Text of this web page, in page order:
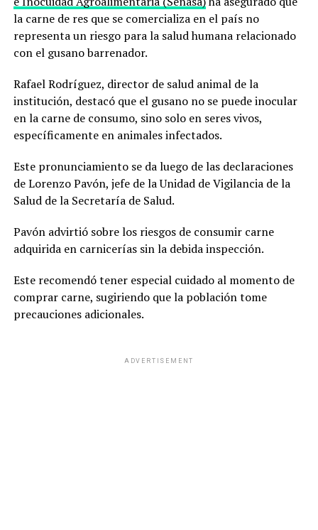
la carne de res que se comercializa en el país no
representa un riesgo para la salud humana relacionado
con el gusano barrenador.
Rafael Rodríguez, director de salud animal de la
institución, destacó que el gusano no se puede inocular
en la carne de consumo, sino solo en seres vivos,
específicamente en animales infectados.
Este pronunciamiento se da luego de las declaraciones
de Lorenzo Pavón, jefe de la Unidad de Vigilancia de la
Salud de la Secretaría de Salud.
Pavón advirtió sobre los riesgos de consumir carne
adquirida en carnicerías sin la debida inspección.
Este recomendó tener especial cuidado al momento de
comprar carne, sugiriendo que la población tome
precauciones adicionales.
ADVERTISEMENT